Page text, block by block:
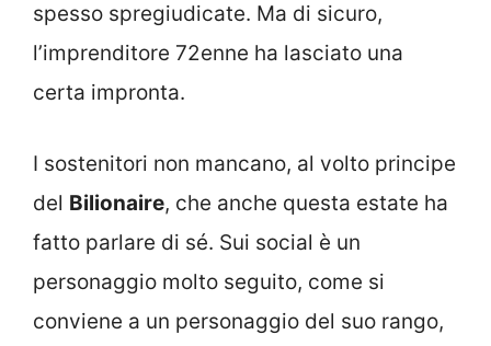
spesso spregiudicate. Ma di sicuro,
l’imprenditore 72enne ha lasciato una
certa impronta.
I sostenitori non mancano, al volto principe
del Bilionaire, che anche questa estate ha
fatto parlare di sé. Sui social è un
personaggio molto seguito, come si
conviene a un personaggio del suo rango,